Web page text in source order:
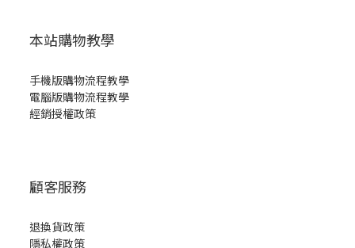
本站購物教學
手機版購物流程教學
電腦版購物流程教學
經銷授權政策
顧客服務
退換貨政策
隱私權政策